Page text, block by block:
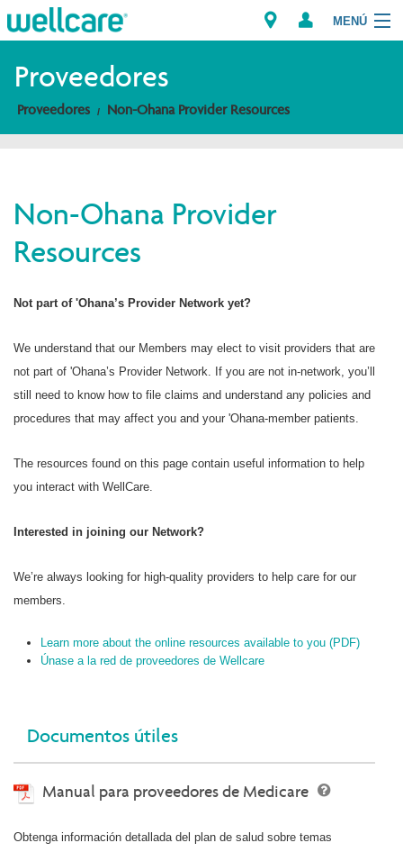
MENÚ
Explorar los Planes
Miembros
Intermediarios
Encuentre un Proveedor/Farmacia
Proveedores
Proveedores Non-Ohana Provider Resources
Non-Ohana Provider
Resources
Not part of 'Ohana’s Provider Network yet?
We understand that our Members may elect to visit providers that are
not part of 'Ohana’s Provider Network. If you are not in-network, you’ll
still need to know how to file claims and understand any policies and
procedures that may affect you and your 'Ohana-member patients.
The resources found on this page contain useful information to help
you interact with WellCare.
Interested in joining our Network?
We’re always looking for high-quality providers to help care for our
members.
Learn more about the online resources available to you (PDF)
Únase a la red de proveedores de Wellcare
Documentos útiles
Manual para proveedores de Medicare
Obtenga información detallada del plan de salud sobre temas